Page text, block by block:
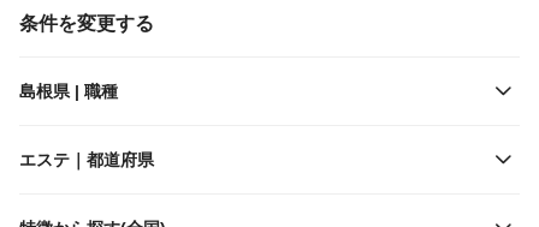
条件を変更する
島根県 | 職種
エステ｜都道府県